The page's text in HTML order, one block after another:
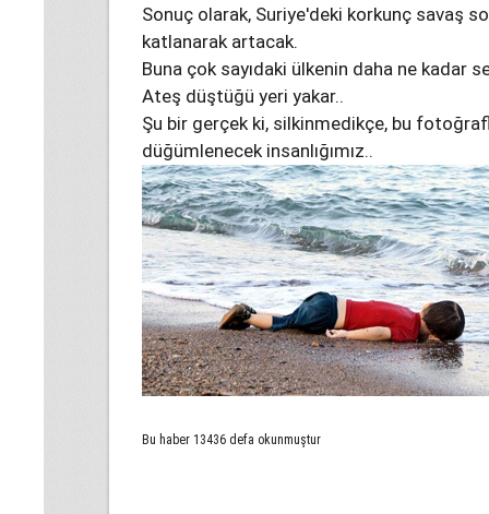
Sonuç olarak, Suriye'deki korkunç savaş
katlanarak artacak.
Buna çok sayıdaki ülkenin daha ne kadar
Ateş düştüğü yeri yakar..
Şu bir gerçek ki, silkinmedikçe, bu
düğümlenecek insanlığımız..
Bu haber 13436 defa okunmuştur